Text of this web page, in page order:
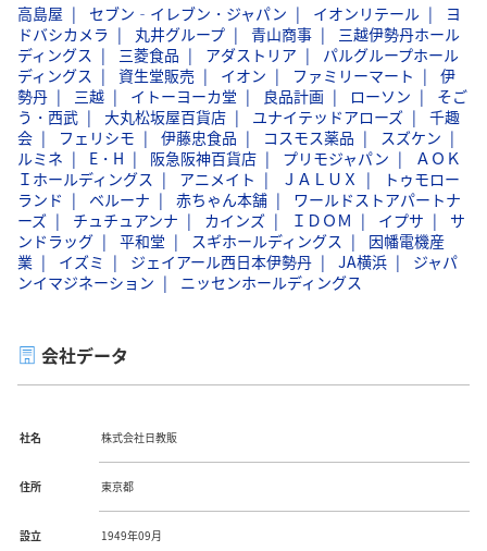
高島屋 セブン‐イレブン・ジャパン イオンリテール
ヨ
ドバシカメラ
丸井グループ 青山商事
三越伊勢丹ホール
ディングス
三菱食品 アダストリア
パルグループホール
ディングス
資生堂販売 イオン ファミリーマート
伊
勢丹
三越 イトーヨーカ堂 良品計画 ローソン
そご
う・西武
大丸松坂屋百貨店 ユナイテッドアローズ
千趣
会
フェリシモ 伊藤忠食品 コスモス薬品
スズケン
ルミネ
E・H 阪急阪神百貨店 プリモジャパン
ＡＯＫ
Ｉホールディングス
アニメイト ＪＡＬＵＸ
トゥモロー
ランド
ベルーナ 赤ちゃん本舗
ワールドストアパートナ
ーズ
チュチュアンナ カインズ ＩＤＯＭ イプサ
サ
ンドラッグ
平和堂 スギホールディングス
因幡電機産
業
イズミ ジェイアール西日本伊勢丹 JA横浜
ジャパ
ンイマジネーション
ニッセンホールディングス
会社データ
社名 株式会社日教販
住所 東京都
設立 1949年09月